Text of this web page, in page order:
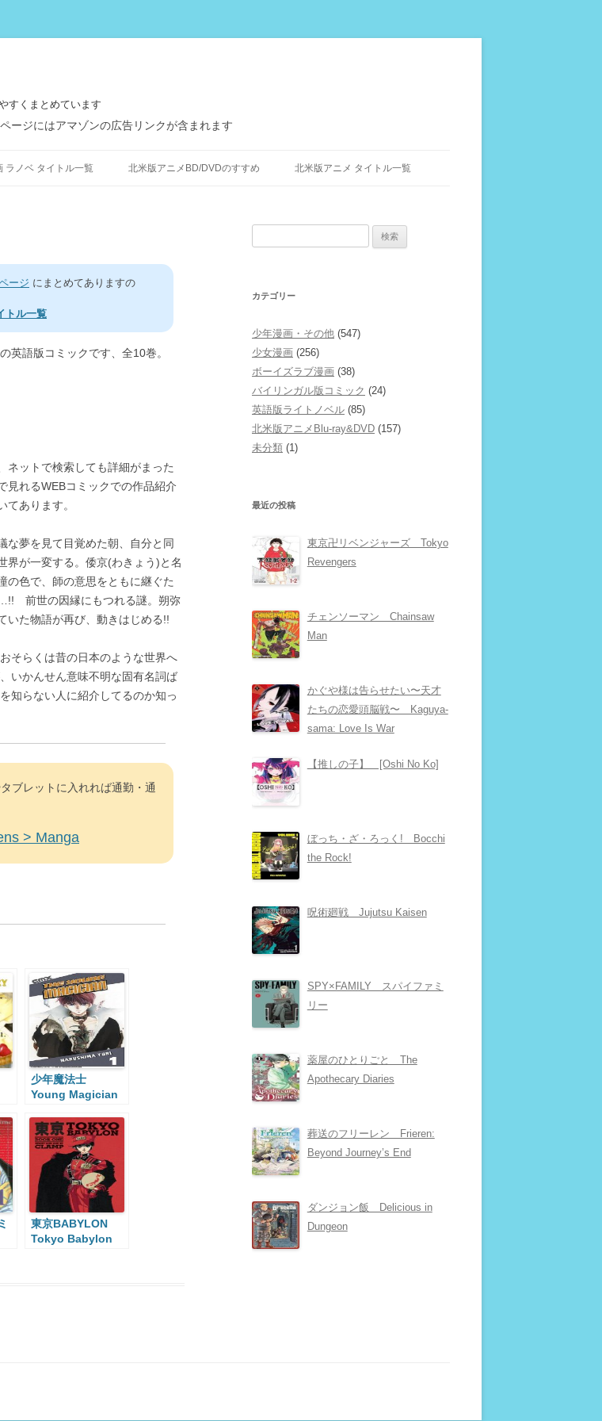
すくまとめています
ージにはアマゾンの広告リンクが含まれます
ン
ラノベ タイトル一覧 北米版アニメBD/DVDのすすめ 北米版アニメ タイトル一覧
ージ にまとめてありますの
トル一覧
の英語版コミックです、全10巻。
ネットで検索しても詳細がまった
見れるWEBコミックでの作品紹介
あります。
な夢を見て目覚めた朝、自分と同
界が一変する。倭京(わきょう)と名
の色で、師の意思をともに継ぐた
前世の因縁にもつれる謎。朔弥
いた物語が再び、動きはじめる!!
そらくは昔の日本のような世界へ
いかんせん意味不明な固有名詞ば
知らない人に紹介してるのか知っ
ブレットに入れれば通勤・通
> Manga
少年魔法士
Young Magician
東京BABYLON
Tokyo Babylon
カテゴリー
少年漫画・その他 (547)
少女漫画 (256)
ボーイズラブ漫画 (38)
バイリンガル版コミック (24)
英語版ライトノベル (85)
北米版アニメBlu-ray&DVD (157)
未分類 (1)
最近の投稿
東京卍リベンジャーズ Tokyo
Revengers
チェンソーマン Chainsaw
Man
かぐや様は告らせたい〜天才
たちの恋愛頭脳戦〜 Kaguya-
sama: Love Is War
【推しの子】 [Oshi No Ko]
ぼっち・ざ・ろっく! Bocchi
the Rock!
呪術廻戦 Jujutsu Kaisen
SPY×FAMILY スパイファミ
リー
薬屋のひとりごと The
Apothecary Diaries
葬送のフリーレン Frieren:
Beyond Journey’s End
ダンジョン飯 Delicious in
Dungeon